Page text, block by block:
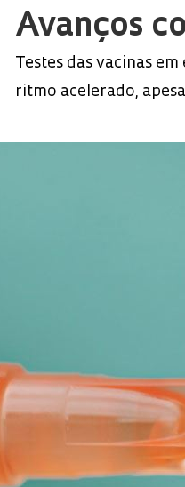
Avanços
Testes das vacinas
ritmo acelerado,